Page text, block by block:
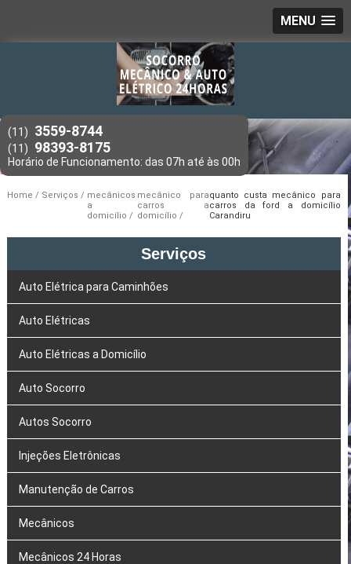
MENU
(11) 3559-8744
(11) 98393-8175
Home Serviços
mecânicos
a
domicílio
mecânico para
carros a
domicílio
quanto custa mecânico para
carros da ford a domicílio
Carandiru
Serviços
Auto Elétrica para Caminhões
Auto Elétricas
Auto Elétricas a Domicílio
Auto Socorro
Autos Socorro
Injeções Eletrônicas
Manutenção de Carros
Mecânicos
Mecânicos 24 Horas